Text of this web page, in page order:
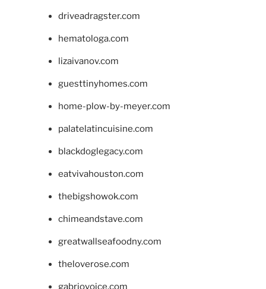
driveadragster.com
hematologa.com
lizaivanov.com
guesttinyhomes.com
home-plow-by-meyer.com
palatelatincuisine.com
blackdoglegacy.com
eatvivahouston.com
thebigshowok.com
chimeandstave.com
greatwallseafoodny.com
theloverose.com
gabriovoice.com